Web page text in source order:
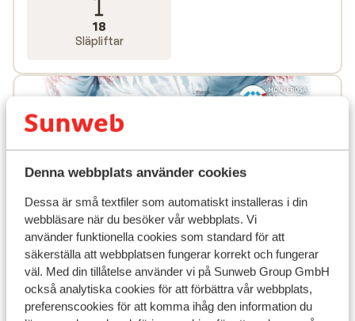
Denna webbplats använder cookies
Dessa är små textfiler som automatiskt installeras i din
webbläsare när du besöker vår webbplats. Vi
använder funktionella cookies som standard för att
säkerställa att webbplatsen fungerar korrekt och fungerar
väl. Med din tillåtelse använder vi på Sunweb Group GmbH
också analytiska cookies för att förbättra vår webbplats,
preferenscookies för att komma ihåg den information du
18
Släpliftar